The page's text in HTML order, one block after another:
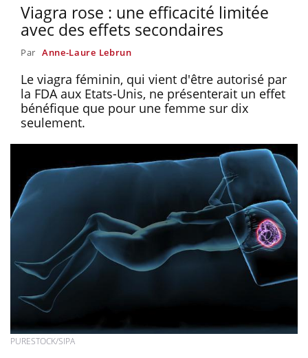
Viagra rose : une efficacité limitée
avec des effets secondaires
Par Anne-Laure Lebrun
Le viagra féminin, qui vient d'être autorisé par
la FDA aux Etats-Unis, ne présenterait un effet
bénéfique que pour une femme sur dix
seulement.
PURESTOCK/SIPA